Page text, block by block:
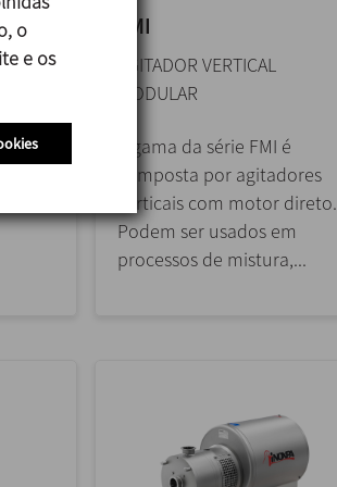
BFI
FMI
AGITADOR VERTICAL
MODULAR
A gama da série FMI é
composta por agitadores
verticais com motor direto.
Podem ser usados em
processos de mistura,...
o
e os